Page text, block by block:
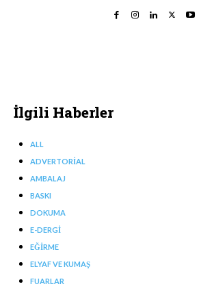
İlgili Haberler
ALL
ADVERTORIAL
AMBALAJ
BASKI
DOKUMA
E-DERGI
EĞIRME
ELYAF VE KUMAŞ
FUARLAR